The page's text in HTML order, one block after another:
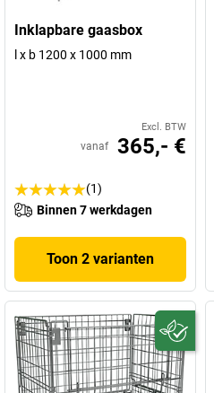
Inklapbare gaasbox
l x b 1200 x 1000 mm
Excl. BTW
vanaf 365,- €
(1)
Binnen 7 werkdagen
Toon 2 varianten